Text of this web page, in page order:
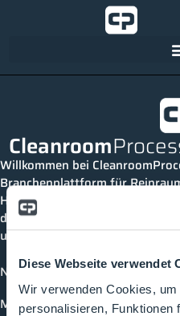
Diese Webseite verwendet
Wir verwenden Cookies,
personalisieren, Funktionen
Cleanroom
Willkommen bei
Branchenplattform für
Hier bleibst du immer auf dem
dich mit anderen verknüpfen
und Events der Branche
News
Mediathek